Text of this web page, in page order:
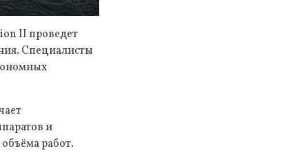
II проведет
Специалисты
и
работ.